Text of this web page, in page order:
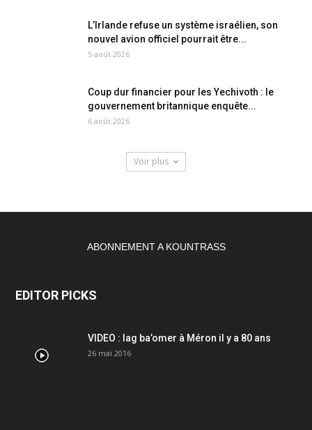
L’Irlande refuse un système israélien, son
nouvel avion officiel pourrait être...
5 août 2026
Coup dur financier pour les Yechivoth : le
gouvernement britannique enquête...
6 août 2026
Voir plus
ABONNEMENT A KOUNTRASS
EDITOR PICKS
VIDEO : lag ba’omer à Méron il y a 80 ans
26 mai 2016